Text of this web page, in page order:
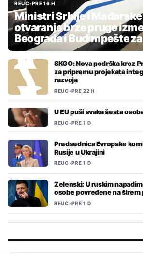
REUC•PRE 16 H
Ministri Srbije i
otvaranje brze pruge
Beograda i Budimpešte
SKGO: Nova podrška kroz
za pripremu projekata
razvoja
REUC•PRE 22 H
U EU puši svaka šesta
REUC•PRE 1 D
Predsednica Evropske
Rusije u Ukrajini
REUC•PRE 1 D
Zelenski: U ruskim
osobe povređene na širem
REUC•PRE 1 D